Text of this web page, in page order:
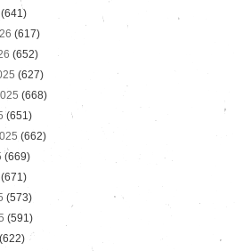
(641)
(617)
(652)
(627)
(668)
(651)
(662)
(669)
(671)
(573)
(591)
(622)